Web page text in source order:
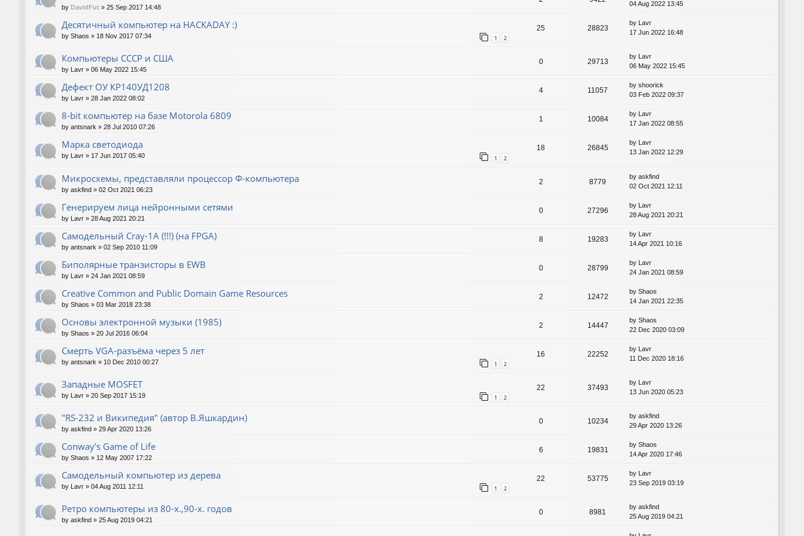
by DavidFut » 25 Sep 2017 14:48 04 Aug 2022 13:45
Десятичный компьютер на HACKADAY :)
by Shaos » 18 Nov 2017 07:34 1 2
25 28823
by
Lavr
17 Jun 2022 16:48
Компьютеры СССР и США
by Lavr » 06 May 2022 15:45
0 29713
by Lavr
06 May 2022 15:45
Дефект ОУ КР140УД1208
by Lavr » 28 Jan 2022 08:02
4 11057
by shoorick
03 Feb 2022 09:37
8-bit компьютер на базе Motorola 6809
by antsnark » 28 Jul 2010 07:26
1 10084
by Lavr
17 Jan 2022 08:55
Марка светодиода
by Lavr » 17 Jun 2017 05:40 1 2
18 26845
by Lavr
13 Jan 2022 12:29
Микросхемы, представляли процессор Ф-компьютера
by askfind » 02 Oct 2021 06:23
2 8779
by askfind
02 Oct 2021 12:11
Генерируем лица нейронными сетями
by Lavr » 28 Aug 2021 20:21
0 27296
by Lavr
28 Aug 2021 20:21
Cамодельный Cray-1A (!!!) (на FPGA)
by antsnark » 02 Sep 2010 11:09
8 19283
by Lavr
14 Apr 2021 10:16
Биполярные транзисторы в EWB
by Lavr » 24 Jan 2021 08:59
0 28799
by Lavr
24 Jan 2021 08:59
Creative Common and Public Domain Game Resources
by Shaos » 03 Mar 2018 23:38
2 12472
by Shaos
14 Jan 2021 22:35
Основы электронной музыки (1985)
by Shaos » 20 Jul 2016 06:04
2 14447
by Shaos
22 Dec 2020 03:09
Смерть VGA-разъёма через 5 лет
by antsnark » 10 Dec 2010 00:27 1 2
16 22252
by Lavr
11 Dec 2020 18:16
Западные MOSFET
by Lavr » 20 Sep 2017 15:19 1 2
22 37493
by Lavr
13 Jun 2020 05:23
"RS-232 и Википедия" (автор В.Яшкардин)
by askfind » 29 Apr 2020 13:26
0 10234
by askfind
29 Apr 2020 13:26
Conway's Game of Life
by Shaos » 12 May 2007 17:22
6 19831
by Shaos
14 Apr 2020 17:46
Самодельный компьютер из дерева
by Lavr » 04 Aug 2011 12:11 1 2
22 53775
by Lavr
23 Sep 2019 03:19
Ретро компьютеры из 80-х.,90-х. годов
by askfind » 25 Aug 2019 04:21
0 8981
by askfind
25 Aug 2019 04:21